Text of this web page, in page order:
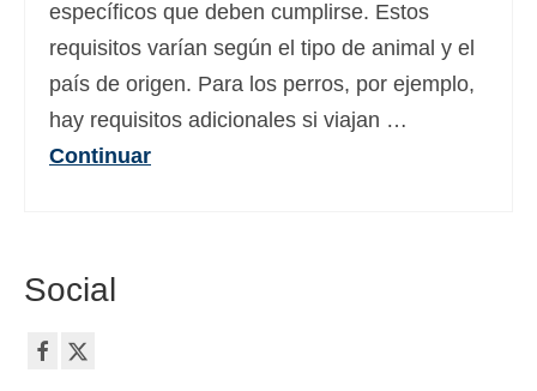
Ελληνικά(Griego)
עברית( Hebreo )
específicos que deben cumplirse. Estos
requisitos varían según el tipo de animal y el
país de origen. Para los perros, por ejemplo,
hay requisitos adicionales si viajan …
Continuar
Social